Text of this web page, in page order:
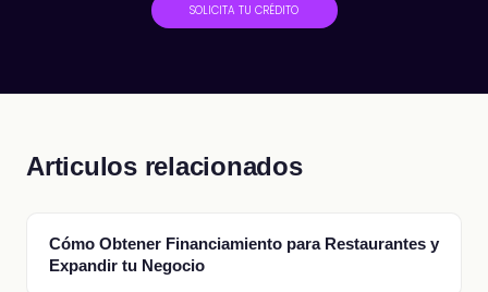
SOLICITA TU CRÉDITO
Articulos relacionados
Cómo Obtener Financiamiento para Restaurantes y
Expandir tu Negocio